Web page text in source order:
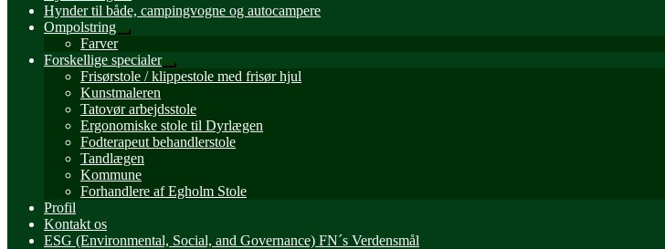
Hynder til både, campingvogne og autocampere
Ompolstring
Udfold
undermenu
Farver
Forskellige specialer
Udfold
undermenu
Frisørstole / klippestole med frisør hjul
Kunstmaleren
Tatovør arbejdsstole
Ergonomiske stole til Dyrlægen
Fodterapeut behandlerstole
Tandlægen
Kommune
Forhandlere af Egholm Stole
Profil
Kontakt os
ESG (Environmental, Social, and Governance) FN´s Verdensmål